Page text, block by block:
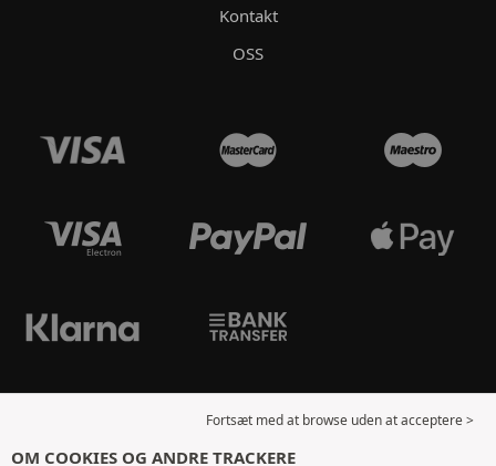
Kontakt
OSS
Fortsæt med at browse uden at acceptere >
OM COOKIES OG ANDRE TRACKERE